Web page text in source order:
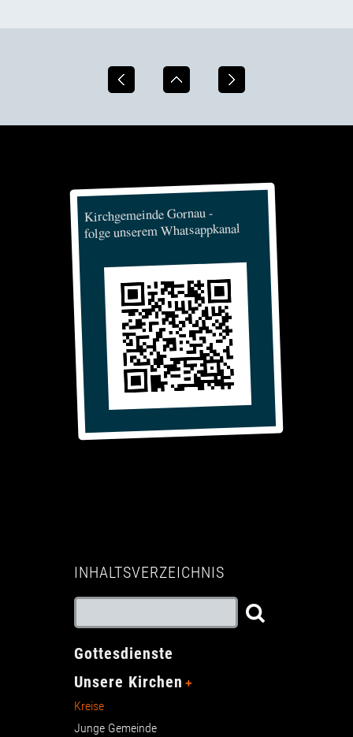
Kirchgemeinde Gornau -
folge unserem Whatsappkanal
INHALTSVERZEICHNIS
Gottesdienste
Unsere Kirchen
Kreise
Junge Gemeinde